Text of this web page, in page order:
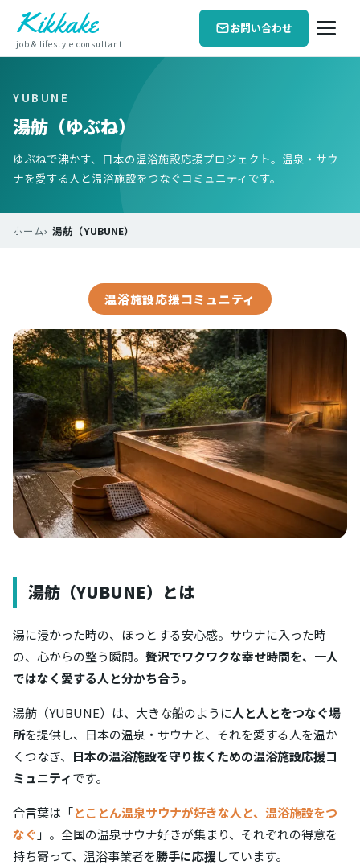
Kikkake
job & lifestyle consultant
お問い合わせ
YUBUNE
湯舫（ゆぶね）
ゆぶねで沸かす、日本の温浴施設応援プロジェクト。温泉・サウ
ナを愛する人と温浴施設をつなぐコミュニティです。
ホーム 湯舫（YUBUNE）
温浴施設応援コミュニティ
湯舫（YUBUNE）とは
湯に浸かった時の、ほっとする安心感。サウナに入った時
の、心からの整う瞬間。 贅沢でワクワクな幸せ時間を、一人
ではなく愛する人と分かち合う。
湯舫（YUBUNE）は、大きな船のように人と人とをつなぐ場
所を提供し、日本の温泉・サウナと、それを愛する人を温か
くつなぎ、 日本の温浴施設を守り抜くための温浴施設応援コ
ミュニティです。
合言葉は「とことん温泉サウナが好きな人と、温浴施設をつ
なぐ 」。全国の温泉サウナ好きが集まり、それぞれの得意を
持ち寄って、温浴事業者を勝手に応援しています。